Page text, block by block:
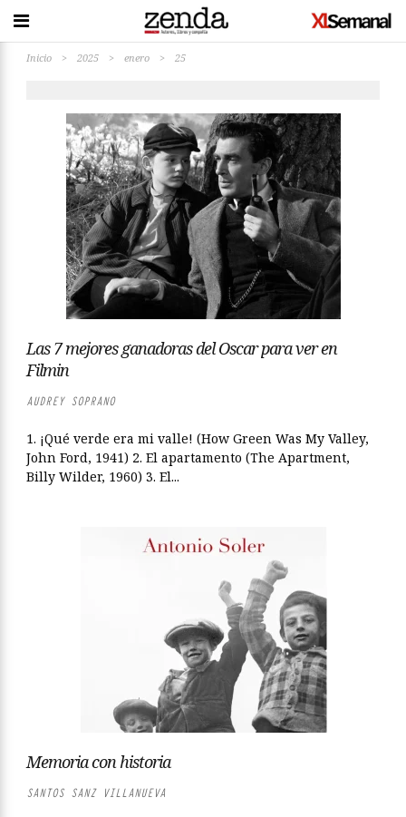
Inicio > 2025 > enero > 25
Las 7 mejores ganadoras del Oscar para ver en
Filmin
AUDREY SOPRANO
1. ¡Qué verde era mi valle! (How Green Was My Valley,
John Ford, 1941) 2. El apartamento (The Apartment,
Billy Wilder, 1960) 3. El...
Memoria con historia
SANTOS SANZ VILLANUEVA